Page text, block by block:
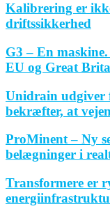
Kalibrering er
driftssikkerhed
G3 – En
EU og Great
Unidrain udgiver
bekræfter, at
ProMinent – Ny
belægninger i
Transformere er